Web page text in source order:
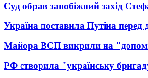
Суд обрав запобіжний захід
Україна поставила Путіна
Майора ВСП викрили на
РФ створила "українську